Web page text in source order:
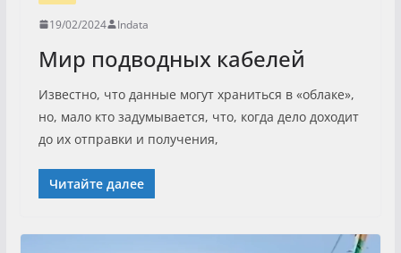
19/02/2024 Indata
Мир подводных кабелей
Известно, что данные могут храниться в «облаке»,
но, мало кто задумывается, что, когда дело доходит
до их отправки и получения,
Читайте далее